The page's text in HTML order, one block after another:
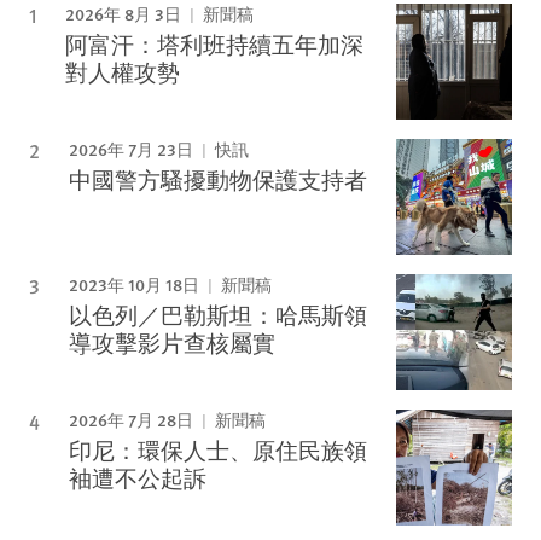
2026年 8月 3日 新聞稿
阿富汗：塔利班持續五年加深
對人權攻勢
2026年 7月 23日 快訊
中國警方騷擾動物保護支持者
2023年 10月 18日 新聞稿
以色列／巴勒斯坦：哈馬斯領
導攻擊影片查核屬實
2026年 7月 28日 新聞稿
印尼：環保人士、原住民族領
袖遭不公起訴